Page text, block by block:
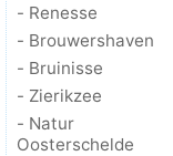
- Renesse
- Brouwershaven
- Bruinisse
- Zierikzee
- Natur
Oosterschelde